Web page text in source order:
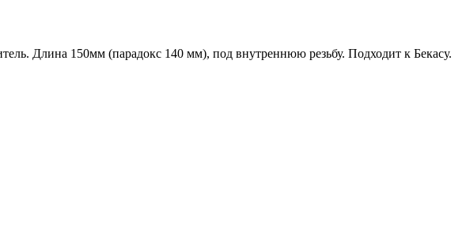
Длина 150мм (парадокс 140 мм), под внутреннюю резьбу. Подходит к Бекасу.